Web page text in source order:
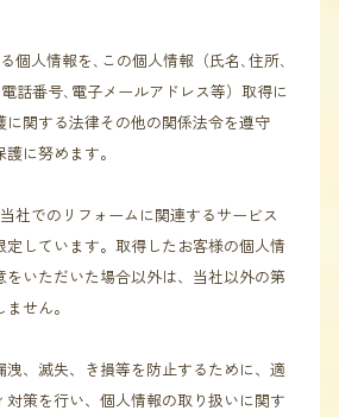
個人情報を､この個人情報（氏名､住所､
話番号､電子メールアドレス等）取得に
に関する法律その他の関係法令を遵守
に努めます。
社でのリフォームに関連するサービス
しています。取得したお客様の個人情
いただいた場合以外は、当社以外の第
せん。
洩、滅失、き損等を防止するために、適
策を行い、個人情報の取り扱いに関す